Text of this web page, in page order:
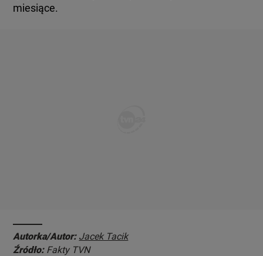
miesiące.
Autorka/Autor: Jacek Tacik
Źródło: Fakty TVN